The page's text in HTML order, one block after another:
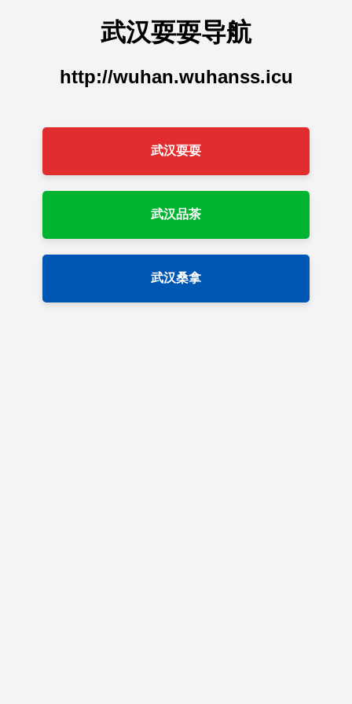
武汉耍耍导航
http://wuhan.wuhanss.icu
武汉耍耍
武汉品茶
武汉桑拿